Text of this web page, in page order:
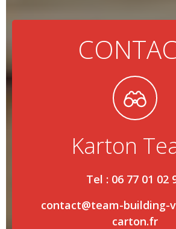
Karton
Tel : 06 77 01 02
contact@team-building-
carton.fr